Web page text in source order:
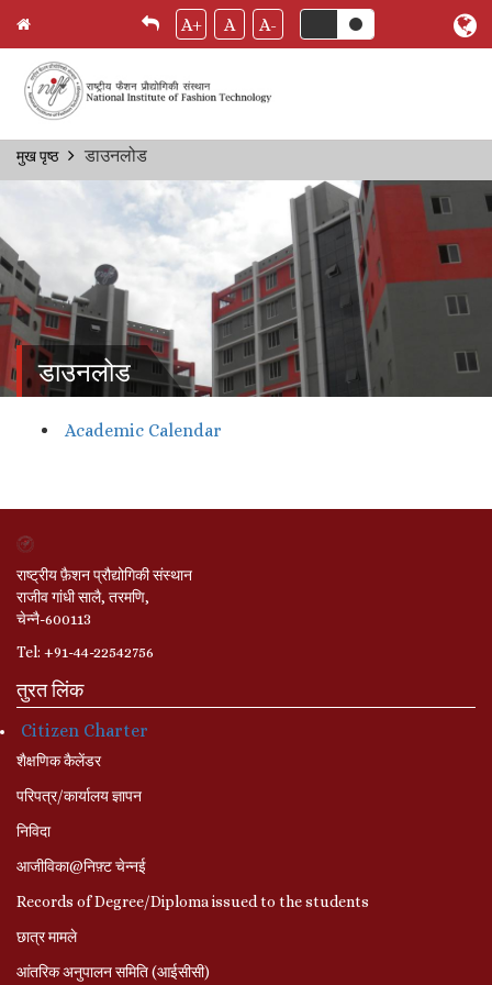
Skip
A+ A A-
Breadcrumb
मुख पृष्ठ डाउनलोड
डाउनलोड
Academic Calendar
राष्ट्रीय फ़ैशन प्रौद्योगिकी संस्थान
राजीव गांधी सालै, तरमणि,
चेन्नै-600113
Tel: +91-44-22542756
तुरत लिंक
Citizen Charter
शैक्षणिक कैलेंडर
परिपत्र/कार्यालय ज्ञापन
निविदा
आजीविका@निफ़्ट चेन्नई
Records of Degree/Diploma issued to the students
छात्र मामले
आंतरिक अनुपालन समिति (आईसीसी)